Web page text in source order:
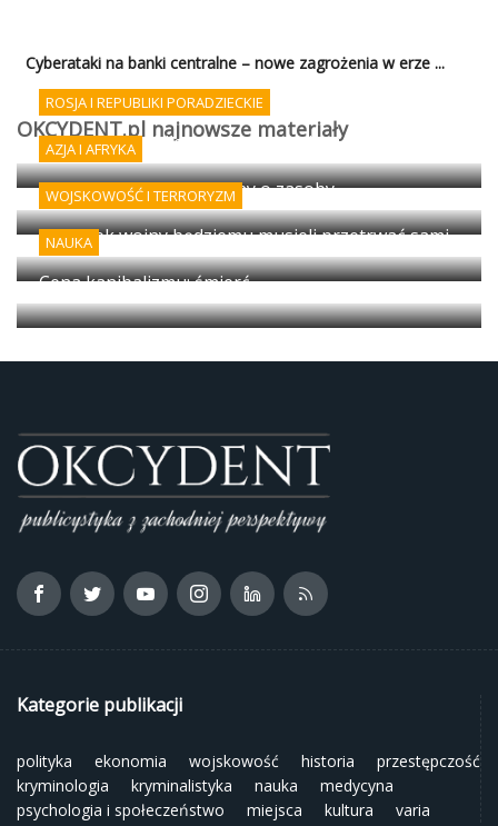
Cyberataki na banki centralne – nowe zagrożenia w erze ...
OKCYDENT.pl najnowsze materiały
ROSJA I REPUBLIKI PORADZIECKIE
Afrykańskie oblicze wojny rosyjsko-ukraińskiej
AZJA I AFRYKA
Sudan kraj wiecznej wojny o zasoby
WOJSKOWOŚĆ I TERRORYZM
Początek wojny będziemu musieli przetrwać sami
NAUKA
Cena kanibalizmu: śmierć
Kategorie publikacji
polityka ekonomia wojskowość historia
przestępczość
kryminologia
kryminalistyka nauka
medycyna
psychologia i społeczeństwo
miejsca kultura varia